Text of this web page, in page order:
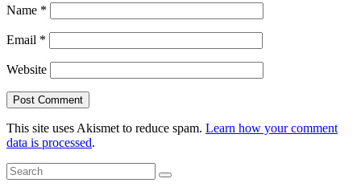
Name *
Email *
Website
This site uses Akismet to reduce spam. Learn how your comment
data is processed.